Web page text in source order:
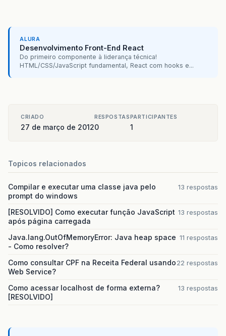
ALURA
Desenvolvimento Front-End React
Do primeiro componente à liderança técnica!
HTML/CSS/JavaScript fundamental, React com hooks e...
CRIADO
27 de março de 2012
RESPOSTAS
0
PARTICIPANTES
1
Topicos relacionados
Compilar e executar uma classe java pelo
prompt do windows
13 respostas
[RESOLVIDO] Como executar função JavaScript
após página carregada
13 respostas
Java.lang.OutOfMemoryError: Java heap space
- Como resolver?
11 respostas
Como consultar CPF na Receita Federal usando
Web Service?
22 respostas
Como acessar localhost de forma externa?
[RESOLVIDO]
13 respostas